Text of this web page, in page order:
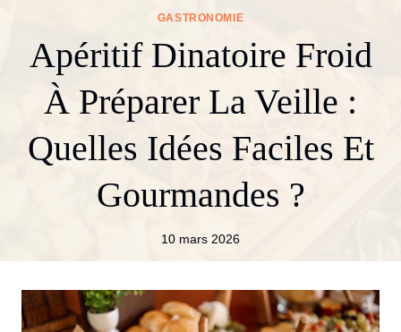
GASTRONOMIE
Apéritif Dinatoire Froid
À Préparer La Veille :
Quelles Idées Faciles Et
Gourmandes ?
10 mars 2026